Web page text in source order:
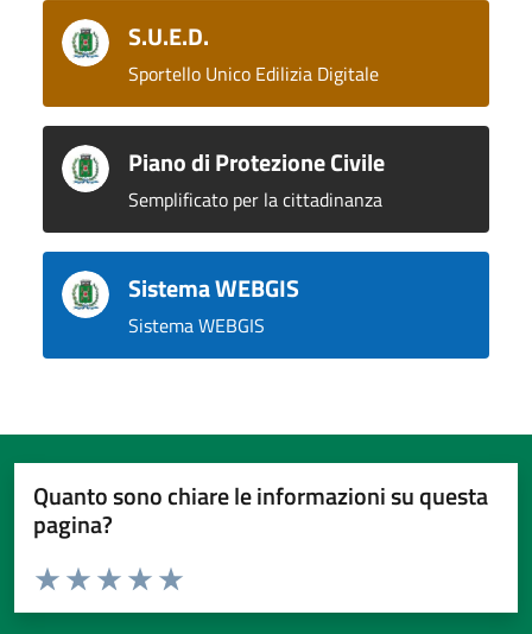
S.U.E.D.
Sportello Unico Edilizia Digitale
Piano di Protezione Civile
Semplificato per la cittadinanza
Sistema WEBGIS
Sistema WEBGIS
Quanto sono chiare le informazioni su questa
pagina?
Valuta da 1 a 5 stelle la pagina
Valuta 5 stelle su 5
Valuta 4 stelle su 5
Valuta 3 stelle su 5
Valuta 2 stelle su 5
Valuta 1 stelle su 5